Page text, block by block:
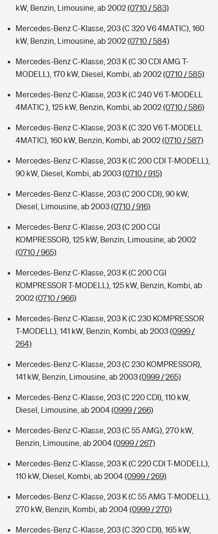
kW, Benzin, Limousine, ab 2002(0710 / 583)
Mercedes-Benz C-Klasse, 203 (C 320 V6 4MATIC), 160
kW, Benzin, Limousine, ab 2002(0710 / 584)
Mercedes-Benz C-Klasse, 203 K (C 30 CDI AMG T-
MODELL), 170 kW, Diesel, Kombi, ab 2002(0710 / 585)
Mercedes-Benz C-Klasse, 203 K (C 240 V6 T-MODELL
4MATIC ), 125 kW, Benzin, Kombi, ab 2002(0710 / 586)
Mercedes-Benz C-Klasse, 203 K (C 320 V6 T-MODELL
4MATIC), 160 kW, Benzin, Kombi, ab 2002(0710 / 587)
Mercedes-Benz C-Klasse, 203 K (C 200 CDI T-MODELL),
90 kW, Diesel, Kombi, ab 2003(0710 / 915)
Mercedes-Benz C-Klasse, 203 (C 200 CDI), 90 kW,
Diesel, Limousine, ab 2003(0710 / 916)
Mercedes-Benz C-Klasse, 203 (C 200 CGI
KOMPRESSOR), 125 kW, Benzin, Limousine, ab 2002
(0710 / 965)
Mercedes-Benz C-Klasse, 203 K (C 200 CGI
KOMPRESSOR T-MODELL), 125 kW, Benzin, Kombi, ab
2002(0710 / 966)
Mercedes-Benz C-Klasse, 203 K (C 230 KOMPRESSOR
T-MODELL), 141 kW, Benzin, Kombi, ab 2003(0999 /
264)
Mercedes-Benz C-Klasse, 203 (C 230 KOMPRESSOR),
141 kW, Benzin, Limousine, ab 2003(0999 / 265)
Mercedes-Benz C-Klasse, 203 (C 220 CDI), 110 kW,
Diesel, Limousine, ab 2004(0999 / 266)
Mercedes-Benz C-Klasse, 203 (C 55 AMG), 270 kW,
Benzin, Limousine, ab 2004(0999 / 267)
Mercedes-Benz C-Klasse, 203 K (C 220 CDI T-MODELL),
110 kW, Diesel, Kombi, ab 2004(0999 / 269)
Mercedes-Benz C-Klasse, 203 K (C 55 AMG T-MODELL),
270 kW, Benzin, Kombi, ab 2004(0999 / 270)
Mercedes-Benz C-Klasse, 203 (C 320 CDI), 165 kW,